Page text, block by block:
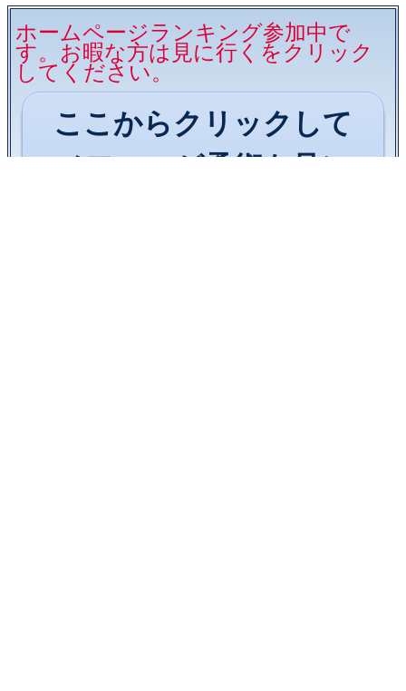
ホームページランキング参加中で
す。お暇な方は見に行くをクリック
してください。
ここからクリックして
メフォーゼ柔術を見に